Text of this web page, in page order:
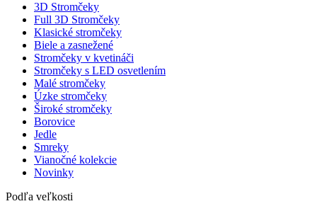
3D Stromčeky
Full 3D Stromčeky
Klasické stromčeky
Biele a zasnežené
Stromčeky v kvetináči
Stromčeky s LED osvetlením
Malé stromčeky
Úzke stromčeky
Široké stromčeky
Borovice
Jedle
Smreky
Vianočné kolekcie
Novinky
Podľa veľkosti